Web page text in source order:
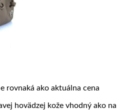
rovnaká ako aktuálna cena
hovädzej kože vhodný ako na